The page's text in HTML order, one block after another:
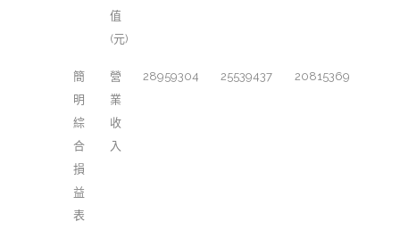
值
(元)
簡
明
綜
合
損
益
表
營
業
收
入
28959304 25539437 20815369